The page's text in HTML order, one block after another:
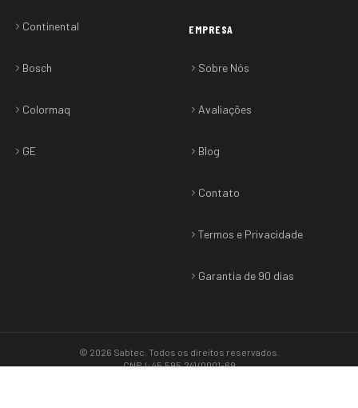
Continental
Bosch
Colormaq
GE
EMPRESA
Sobre Nós
Avaliações
Blog
Contato
Termos e Privacidade
Garantia de 90 dias
© 2026 Sabtec . Todos os direitos reservados.
CNPJ: 45.595.241/0001-69